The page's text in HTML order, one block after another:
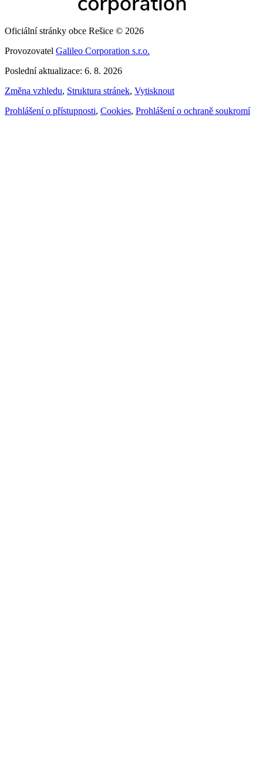
Oficiální stránky obce Rešice © 2026
Provozovatel Galileo Corporation s.r.o.
Poslední aktualizace: 6. 8. 2026
Změna vzhledu, Struktura stránek, Vytisknout
Prohlášení o přístupnosti, Cookies, Prohlášení o ochraně soukromí